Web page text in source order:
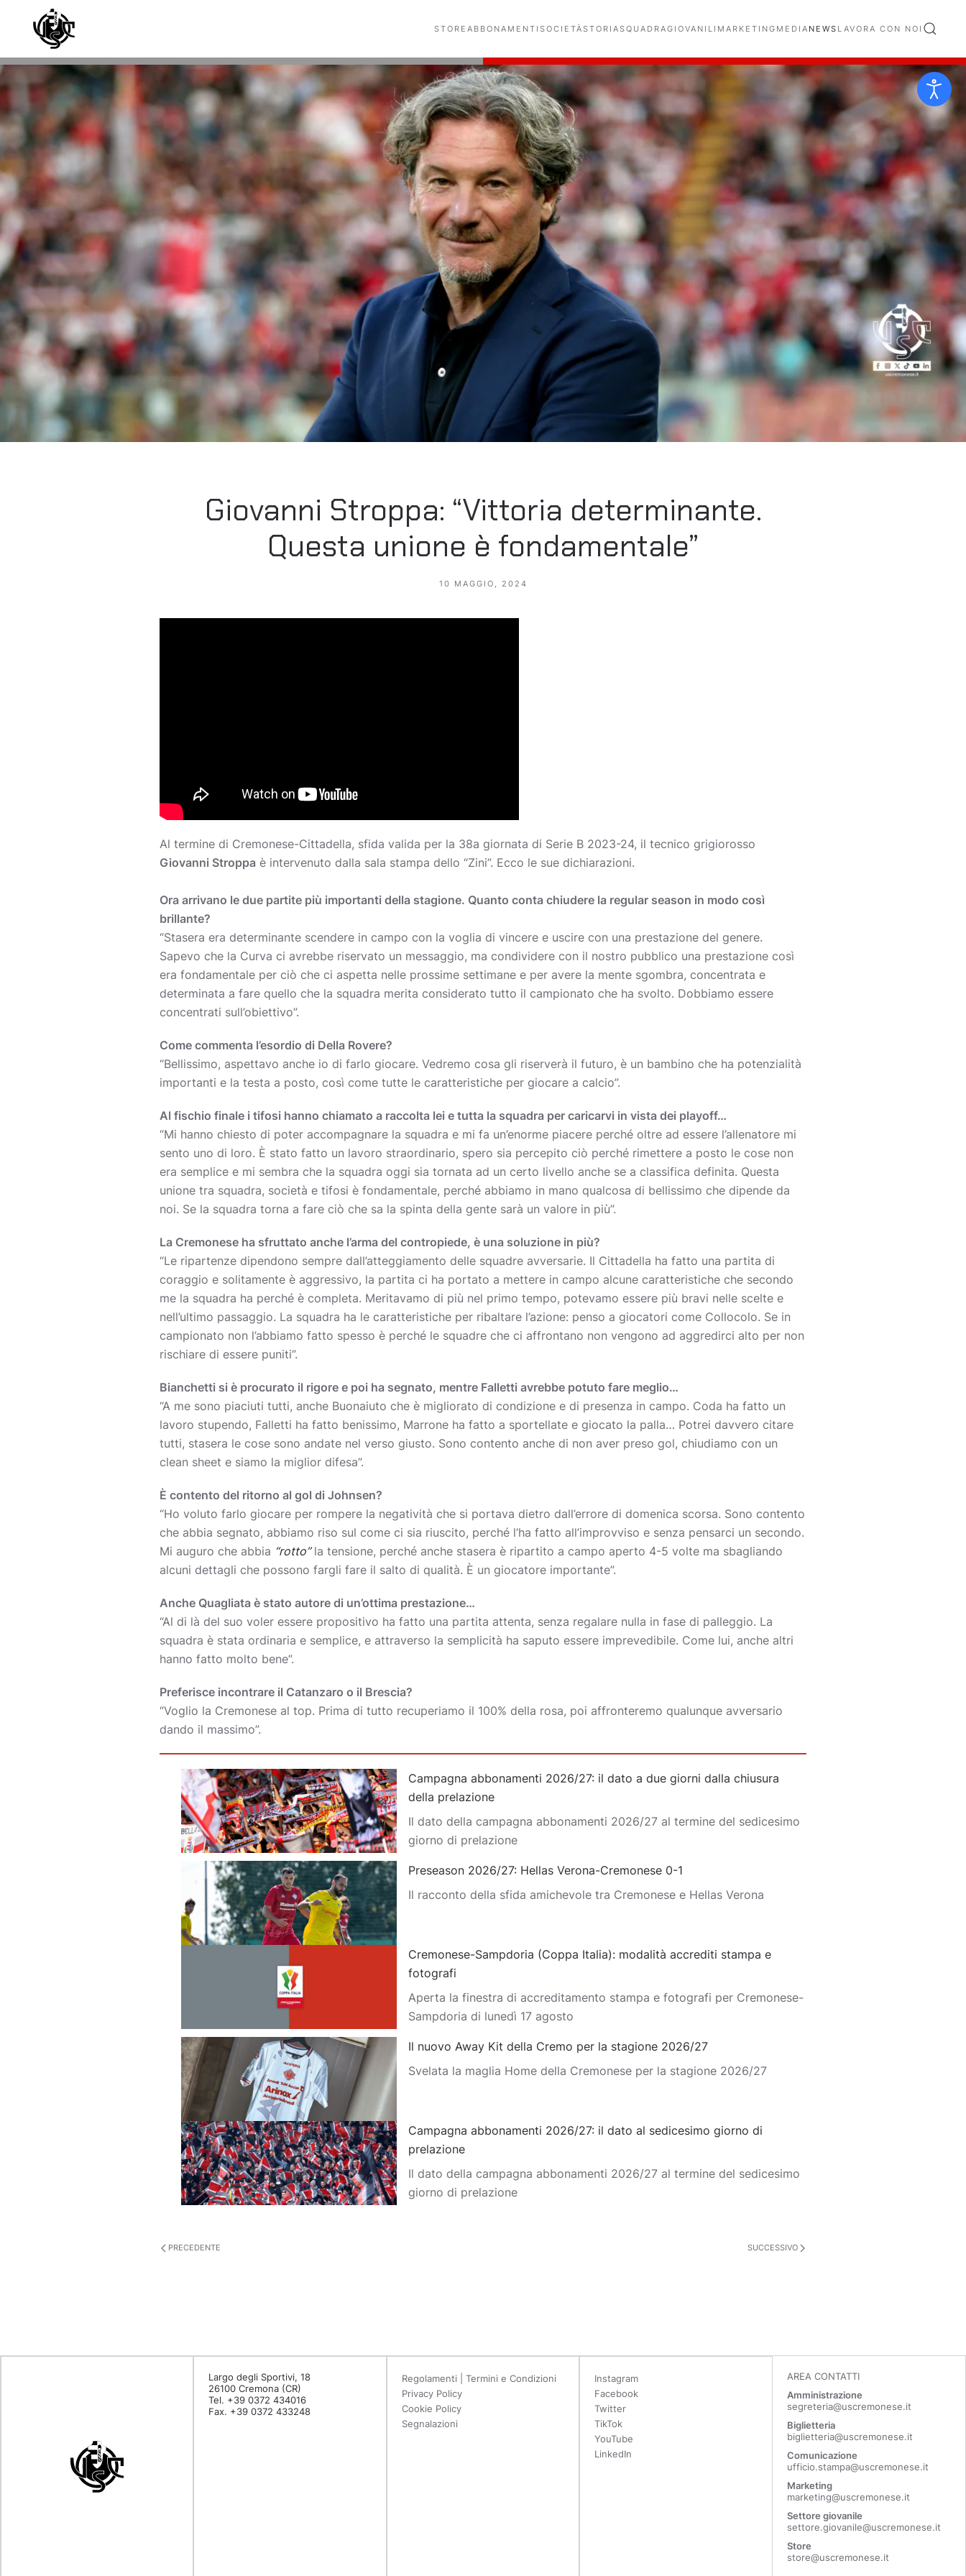
Skip to main content STORE ABBONAMENTI SOCIETÀSTORIASQUADRAGIOVANILI MARKETING MEDIA NEWS LAVORA CON NOI
Giovanni Stroppa: “Vittoria determinante.
Questa unione è fondamentale”
10 MAGGIO, 2024
Al termine di Cremonese-Cittadella, sfida valida per la 38a giornata di Serie B 2023-24, il tecnico grigiorosso
Giovanni Stroppa è intervenuto dalla sala stampa dello “Zini”. Ecco le sue dichiarazioni.
Ora arrivano le due partite più importanti della stagione. Quanto conta chiudere la regular season in modo così
brillante?
“Stasera era determinante scendere in campo con la voglia di vincere e uscire con una prestazione del genere.
Sapevo che la Curva ci avrebbe riservato un messaggio, ma condividere con il nostro pubblico una prestazione così
era fondamentale per ciò che ci aspetta nelle prossime settimane e per avere la mente sgombra, concentrata e
determinata a fare quello che la squadra merita considerato tutto il campionato che ha svolto. Dobbiamo essere
concentrati sull’obiettivo”.
Come commenta l’esordio di Della Rovere?
“Bellissimo, aspettavo anche io di farlo giocare. Vedremo cosa gli riserverà il futuro, è un bambino che ha potenzialità
importanti e la testa a posto, così come tutte le caratteristiche per giocare a calcio”.
Al fischio finale i tifosi hanno chiamato a raccolta lei e tutta la squadra per caricarvi in vista dei playoff…
“Mi hanno chiesto di poter accompagnare la squadra e mi fa un’enorme piacere perché oltre ad essere l’allenatore mi
sento uno di loro. È stato fatto un lavoro straordinario, spero sia percepito ciò perché rimettere a posto le cose non
era semplice e mi sembra che la squadra oggi sia tornata ad un certo livello anche se a classifica definita. Questa
unione tra squadra, società e tifosi è fondamentale, perché abbiamo in mano qualcosa di bellissimo che dipende da
noi. Se la squadra torna a fare ciò che sa la spinta della gente sarà un valore in più”.
La Cremonese ha sfruttato anche l’arma del contropiede, è una soluzione in più?
“Le ripartenze dipendono sempre dall’atteggiamento delle squadre avversarie. Il Cittadella ha fatto una partita di
coraggio e solitamente è aggressivo, la partita ci ha portato a mettere in campo alcune caratteristiche che secondo
me la squadra ha perché è completa. Meritavamo di più nel primo tempo, potevamo essere più bravi nelle scelte e
nell’ultimo passaggio. La squadra ha le caratteristiche per ribaltare l’azione: penso a giocatori come Collocolo. Se in
campionato non l’abbiamo fatto spesso è perché le squadre che ci affrontano non vengono ad aggredirci alto per non
rischiare di essere puniti”.
Bianchetti si è procurato il rigore e poi ha segnato, mentre Falletti avrebbe potuto fare meglio…
“A me sono piaciuti tutti, anche Buonaiuto che è migliorato di condizione e di presenza in campo. Coda ha fatto un
lavoro stupendo, Falletti ha fatto benissimo, Marrone ha fatto a sportellate e giocato la palla… Potrei davvero citare
tutti, stasera le cose sono andate nel verso giusto. Sono contento anche di non aver preso gol, chiudiamo con un
clean sheet e siamo la miglior difesa”.
È contento del ritorno al gol di Johnsen?
“Ho voluto farlo giocare per rompere la negatività che si portava dietro dall’errore di domenica scorsa. Sono contento
che abbia segnato, abbiamo riso sul come ci sia riuscito, perché l’ha fatto all’improvviso e senza pensarci un secondo.
Mi auguro che abbia “rotto”la tensione, perché anche stasera è ripartito a campo aperto 4-5 volte ma sbagliando
alcuni dettagli che possono fargli fare il salto di qualità. È un giocatore importante”.
Anche Quagliata è stato autore di un’ottima prestazione…
“Al di là del suo voler essere propositivo ha fatto una partita attenta, senza regalare nulla in fase di palleggio. La
squadra è stata ordinaria e semplice, e attraverso la semplicità ha saputo essere imprevedibile. Come lui, anche altri
hanno fatto molto bene”.
Preferisce incontrare il Catanzaro o il Brescia?
“Voglio la Cremonese al top. Prima di tutto recuperiamo il 100% della rosa, poi affronteremo qualunque avversario
dando il massimo”.
Campagna abbonamenti 2026/27: il dato a due giorni dalla chiusura
della prelazione
Il dato della campagna abbonamenti 2026/27 al termine del sedicesimo
giorno di prelazione
Preseason 2026/27: Hellas Verona-Cremonese 0-1
Il racconto della sfida amichevole tra Cremonese e Hellas Verona
Cremonese-Sampdoria (Coppa Italia): modalità accrediti stampa e
fotografi
Aperta la finestra di accreditamento stampa e fotografi per Cremonese-
Sampdoria di lunedì 17 agosto
Il nuovo Away Kit della Cremo per la stagione 2026/27
Svelata la maglia Home della Cremonese per la stagione 2026/27
Campagna abbonamenti 2026/27: il dato al sedicesimo giorno di
prelazione
Il dato della campagna abbonamenti 2026/27 al termine del sedicesimo
giorno di prelazione
PRECEDENTE SUCCESSIVO
Largo degli Sportivi, 18
26100 Cremona (CR)
Tel. +39 0372 434016
Fax. +39 0372 433248
Regolamenti | Termini e Condizioni
Privacy Policy
Cookie Policy
Segnalazioni
Instagram
Facebook
Twitter
TikTok
YouTube
LinkedIn
AREA CONTATTI
Amministrazione
segreteria@uscremonese.it
Biglietteria
biglietteria@uscremonese.it
Comunicazione
ufficio.stampa@uscremonese.it
Marketing
marketing@uscremonese.it
Settore giovanile
settore.giovanile@uscremonese.it
Store
store@uscremonese.it